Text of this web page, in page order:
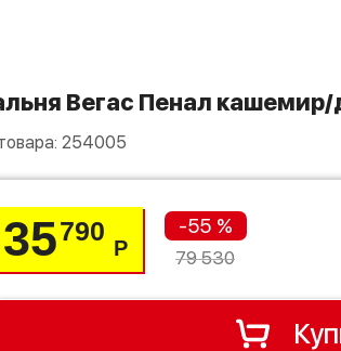
Вегас Пенал
254005
35790
Р
-55 %
79 530